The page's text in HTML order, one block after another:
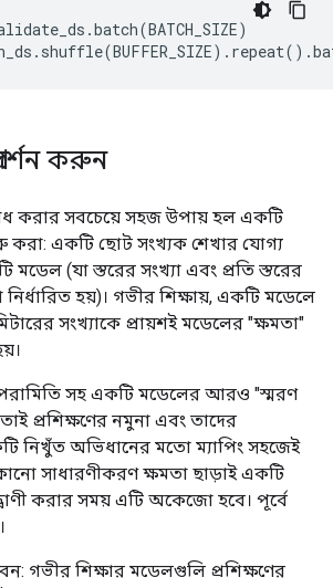
.batch(BATCH_SIZE)
. shuffle(BUFFER_SIZE). repeat().
করুন
করার সবচেয়ে সহজ উপায় হল একটি
করা: একটি ছোট সংখ্যক শেখার যোগ্য
মডেল (যা স্তরের সংখ্যা এবং প্রতি স্তরের
নির্ধারিত হয়)। গভীর শিক্ষায়, একটি মডেলে
সংখ্যাকে প্রায়শই মডেলের "ক্ষমতা"
সহ একটি মডেলের আরও "স্মরণ
প্রশিক্ষণের নমুনা এবং তাদের
নিখুঁত অভিধানের মতো ম্যাপিং সহজেই
সাধারণীকরণ ক্ষমতা ছাড়াই একটি
করার সময় এটি অকেজো হবে। পূর্বে
গভীর শিক্ষার মডেলগুলি প্রশিক্ষণের